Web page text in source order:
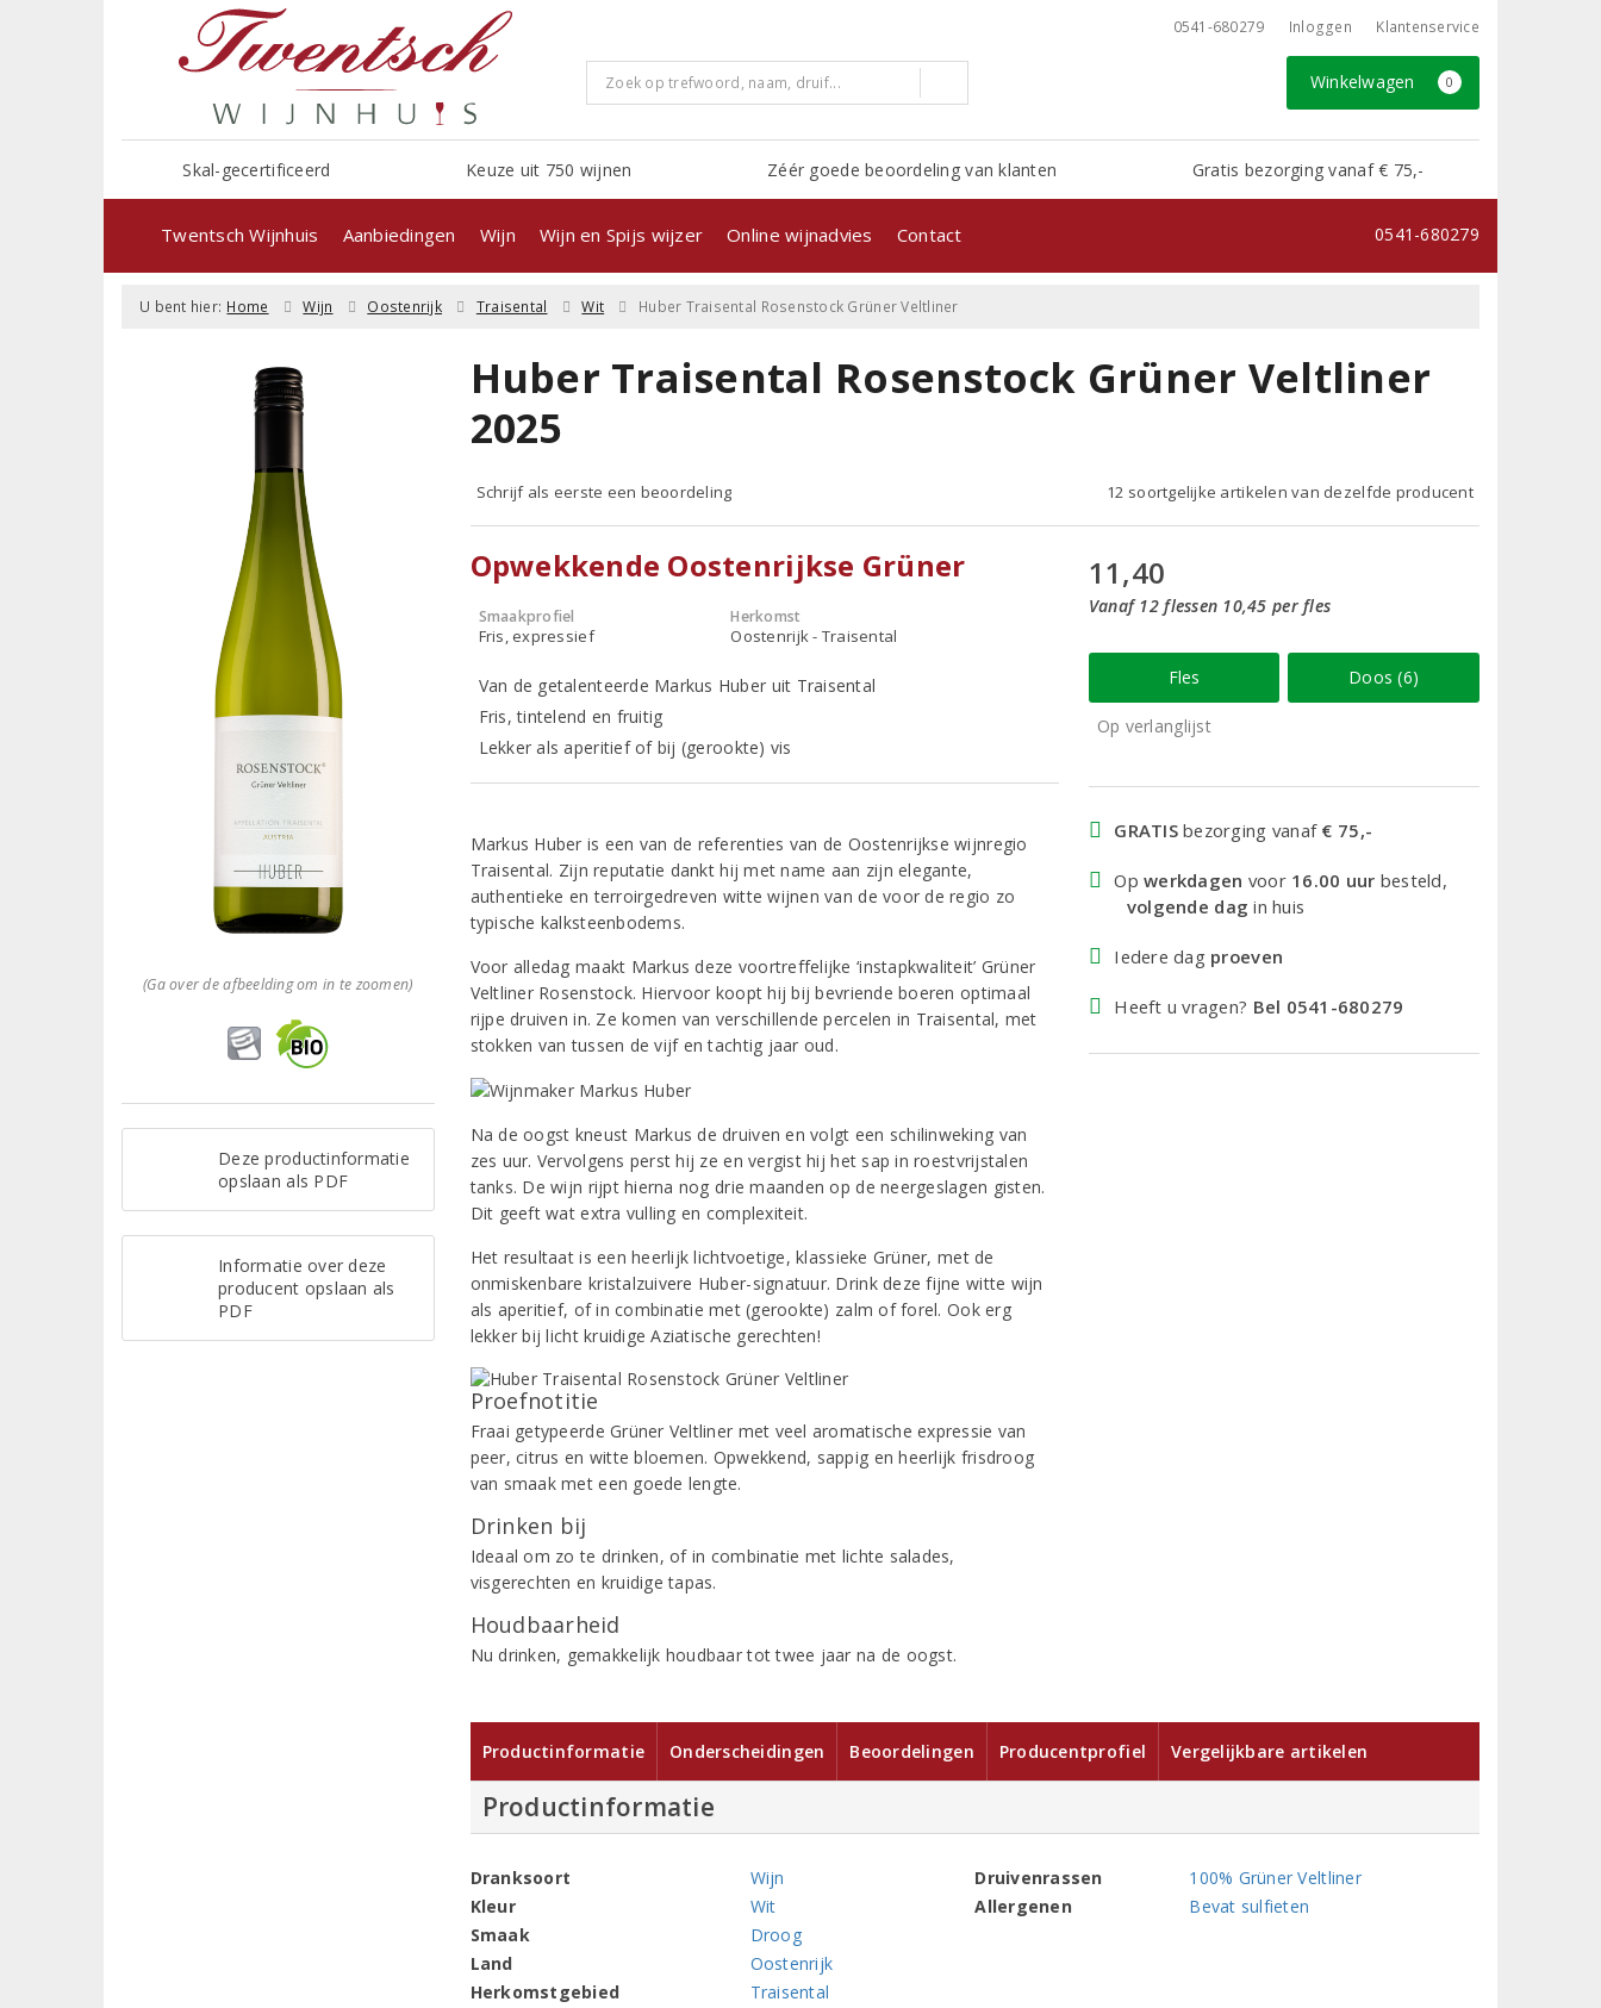
0541-680279 Inloggen Klantenservice
Winkelwagen 0
Skal-gecertificeerd Keuze uit 750 wijnen Zéér goede beoordeling van klanten Gratis bezorging vanaf € 75,-
Twentsch Wijnhuis Aanbiedingen Wijn Wijn en Spijs wijzer Online wijnadvies Contact 0541-680279
U bent hier: Home Wijn Oostenrijk Traisental Wit Huber Traisental Rosenstock Grüner Veltliner
(Ga over de afbeelding om in te zoomen)
Deze productinformatie
opslaan als PDF
Informatie over deze
producent opslaan als
PDF
Huber Traisental Rosenstock Grüner Veltliner
2025
Schrijf als eerste een beoordeling 12 soortgelijke artikelen van dezelfde producent
Opwekkende Oostenrijkse Grüner
Smaakprofiel
Fris, expressief
Herkomst
Oostenrijk - Traisental
Van de getalenteerde Markus Huber uit Traisental
Fris, tintelend en fruitig
Lekker als aperitief of bij (gerookte) vis
Markus Huber is een van de referenties van de Oostenrijkse wijnregio
Traisental. Zijn reputatie dankt hij met name aan zijn elegante,
authentieke en terroirgedreven witte wijnen van de voor de regio zo
typische kalksteenbodems.
Voor alledag maakt Markus deze voortreffelijke ‘instapkwaliteit’ Grüner
Veltliner Rosenstock. Hiervoor koopt hij bij bevriende boeren optimaal
rijpe druiven in. Ze komen van verschillende percelen in Traisental, met
stokken van tussen de vijf en tachtig jaar oud.
Na de oogst kneust Markus de druiven en volgt een schilinweking van
zes uur. Vervolgens perst hij ze en vergist hij het sap in roestvrijstalen
tanks. De wijn rijpt hierna nog drie maanden op de neergeslagen gisten.
Dit geeft wat extra vulling en complexiteit.
Het resultaat is een heerlijk lichtvoetige, klassieke Grüner, met de
onmiskenbare kristalzuivere Huber-signatuur. Drink deze fijne witte wijn
als aperitief, of in combinatie met (gerookte) zalm of forel. Ook erg
lekker bij licht kruidige Aziatische gerechten!
Proefnotitie
Fraai getypeerde Grüner Veltliner met veel aromatische expressie van
peer, citrus en witte bloemen. Opwekkend, sappig en heerlijk frisdroog
van smaak met een goede lengte.
Drinken bij
Ideaal om zo te drinken, of in combinatie met lichte salades,
visgerechten en kruidige tapas.
Houdbaarheid
Nu drinken, gemakkelijk houdbaar tot twee jaar na de oogst.
11,40
Vanaf 12 flessen 10,45 per fles
Fles Doos (6)
Op verlanglijst
GRATISbezorging vanaf € 75,-
Opwerkdagen voor 16.00 uur besteld,
volgende dag in huis
Iedere dag proeven
Heeft u vragen? Bel 0541-680279
Productinformatie Onderscheidingen Beoordelingen Producentprofiel Vergelijkbare artikelen
Productinformatie
Dranksoort
Wijn
Kleur
Wit
Smaak
Droog
Land
Oostenrijk
Herkomstgebied
Traisental
Druivenrassen
100% Grüner Veltliner
Allergenen
Bevat sulfieten